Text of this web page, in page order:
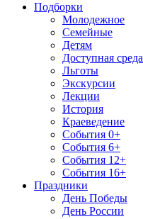
Подборки
Молодежное
Семейные
Детям
Доступная среда
Льготы
Экскурсии
Лекции
История
Краеведение
События 0+
События 6+
События 12+
События 16+
Праздники
День Победы
День России